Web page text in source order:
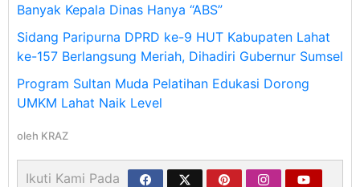
Banyak Kepala Dinas Hanya “ABS”
Sidang Paripurna DPRD ke-9 HUT Kabupaten Lahat
ke-157 Berlangsung Meriah, Dihadiri Gubernur Sumsel
Program Sultan Muda Pelatihan Edukasi Dorong
UMKM Lahat Naik Level
oleh KRAZ
Ikuti Kami Pada